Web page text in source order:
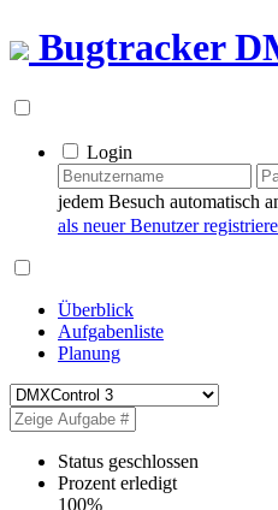
Bugtracker
Login
jedem Besuch automatisch
als neuer Benutzer
Überblick
Aufgabenliste
Planung
Status geschlossen
Prozent erledigt
100%